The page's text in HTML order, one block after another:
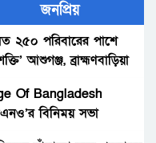
ওসিসহ পুলিশ সদস্যদের
বিরুদ্ধে মামলা :
জনপ্রিয়
২৫০ পরিবারের পাশে
আশুগঞ্জ, ব্রাহ্মণবাড়িয়া
Of Bangladesh
বিনিময় সভা